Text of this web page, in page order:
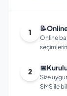
1 📝
Online
2 📅
Size
SMS ile